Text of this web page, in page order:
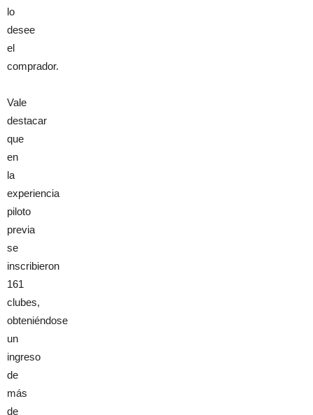
lo
desee
el
comprador.
Vale
destacar
que
en
la
experiencia
piloto
previa
se
inscribieron
161
clubes,
obteniéndose
un
ingreso
de
más
de